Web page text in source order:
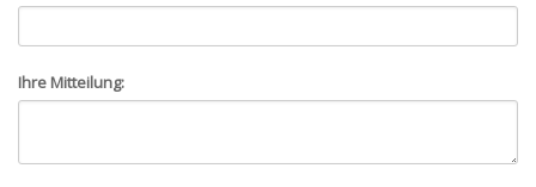
Ihre Mitteilung: